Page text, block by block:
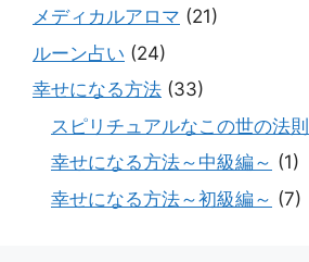
メディカルアロマ (21)
ルーン占い (24)
幸せになる方法 (33)
スピリチュアルなこの世の法則
幸せになる方法～中級編～ (1)
幸せになる方法～初級編～ (7)